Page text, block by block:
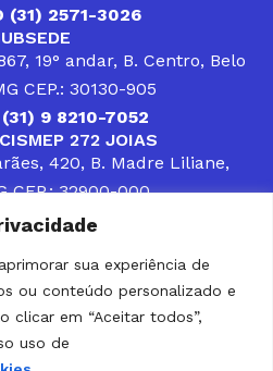
sua experiência de
ou conteúdo personalizado e
clicar em “Aceitar todos”,
uso de
(31) 2571-3026
19° andar, B. Centro, Belo
CEP.: 30130-905
(31) 9 8210-7052
272 JOIAS
420, B. Madre Liliane,
CEP.: 32900-000
4400 ou (31) 9 8309-8660
AÇÕES E SERVIÇOS
A ASSISTÊNCIA À
EM QUE ATUA, SENDO
CONSORCIADOS NA
ENFRENTADAS POR
É O COMPROMISSO DO